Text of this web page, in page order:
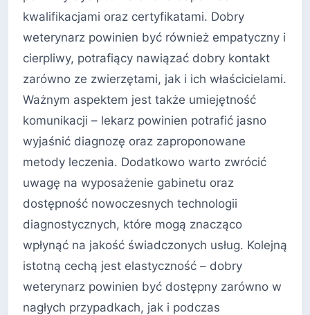
kwalifikacjami oraz certyfikatami. Dobry
weterynarz powinien być również empatyczny i
cierpliwy, potrafiący nawiązać dobry kontakt
zarówno ze zwierzętami, jak i ich właścicielami.
Ważnym aspektem jest także umiejętność
komunikacji – lekarz powinien potrafić jasno
wyjaśnić diagnozę oraz zaproponowane
metody leczenia. Dodatkowo warto zwrócić
uwagę na wyposażenie gabinetu oraz
dostępność nowoczesnych technologii
diagnostycznych, które mogą znacząco
wpłynąć na jakość świadczonych usług. Kolejną
istotną cechą jest elastyczność – dobry
weterynarz powinien być dostępny zarówno w
nagłych przypadkach, jak i podczas